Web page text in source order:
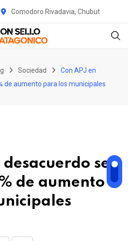
Comodoro Rivadavia, Chubut
Sociedad
Con APJ en
de aumento para los municipales
desacuerdo se
de aumento